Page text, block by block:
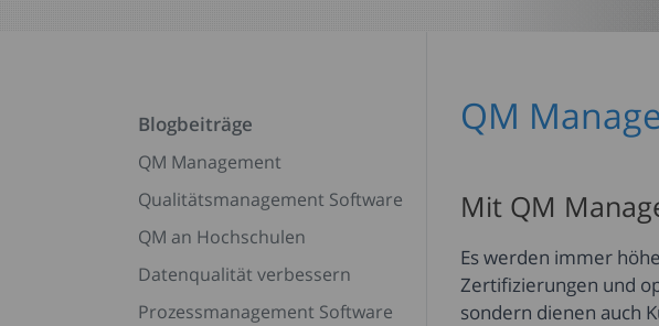
Blogbeiträge
QM Management
Qualitätsmanagement Software
QM an Hochschulen
Datenqualität verbessern
Prozessmanagement Software
QM
Mit QM
Es werden immer
Zertifizierungen und
sondern dienen auch